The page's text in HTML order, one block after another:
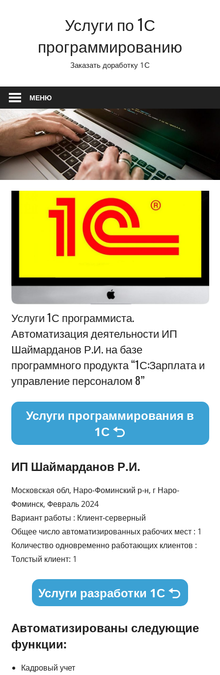
Услуги по 1С
программированию
Заказать доработку 1С
МЕНЮ
Информация
Услуги 1С программиста.
Автоматизация деятельности ИП
Шаймарданов Р.И. на базе
программного продукта “1С:Зарплата и
управление персоналом 8”
Услуги программирования в
1С
ИП Шаймарданов Р.И.
Московская обл, Наро-Фоминский р-н, г Наро-
Фоминск, Февраль 2024
Вариант работы : Клиент-серверный
Общее число автоматизированных рабочих мест : 1
Количество одновременно работающих клиентов :
Толстый клиент: 1
Услуги разработки 1С
Автоматизированы следующие
функции:
Кадровый учет